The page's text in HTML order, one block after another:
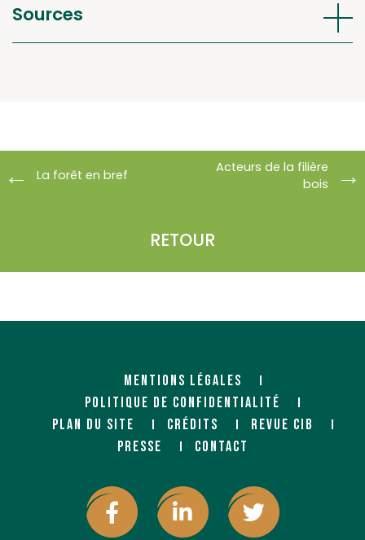
Sources
La forêt en bref
RETOUR
Acteurs de la filière
bois
MENTIONS LÉGALES
POLITIQUE DE CONFIDENTIALITÉ
PLAN DU SITE
CRÉDITS
REVUE CIB
PRESSE
CONTACT